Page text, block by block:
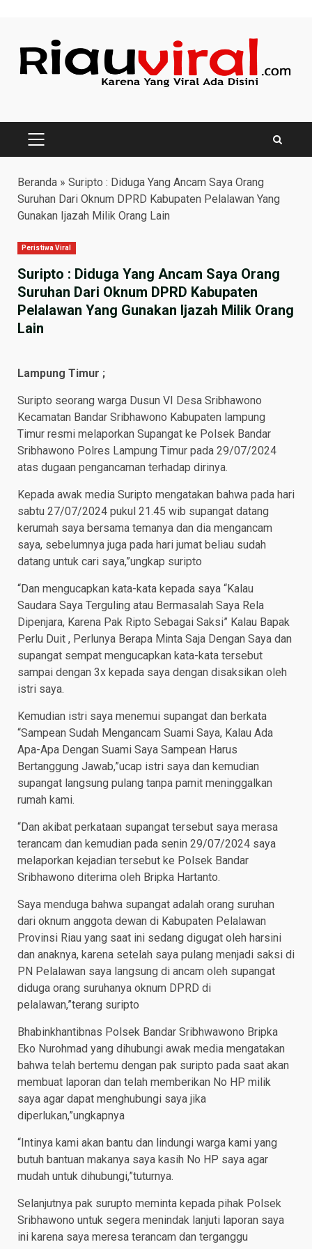
content
PRIMARY
Beranda » Suripto : Diduga Yang Ancam Saya Orang
Suruhan Dari Oknum DPRD Kabupaten Pelalawan Yang
Gunakan Ijazah Milik Orang Lain
Peristiwa Viral
Suripto : Diduga Yang Ancam Saya Orang
Suruhan Dari Oknum DPRD Kabupaten
Pelalawan Yang Gunakan Ijazah Milik Orang
Lain
Lampung Timur ;
Suripto seorang warga Dusun VI Desa Sribhawono
Kecamatan Bandar Sribhawono Kabupaten lampung
Timur resmi melaporkan Supangat ke Polsek Bandar
Sribhawono Polres Lampung Timur pada 29/07/2024
atas dugaan pengancaman terhadap dirinya.
Kepada awak media Suripto mengatakan bahwa pada hari
sabtu 27/07/2024 pukul 21.45 wib supangat datang
kerumah saya bersama temanya dan dia mengancam
saya, sebelumnya juga pada hari jumat beliau sudah
datang untuk cari saya,”ungkap suripto
“Dan mengucapkan kata-kata kepada saya “Kalau
Saudara Saya Terguling atau Bermasalah Saya Rela
Dipenjara, Karena Pak Ripto Sebagai Saksi” Kalau Bapak
Perlu Duit , Perlunya Berapa Minta Saja Dengan Saya dan
supangat sempat mengucapkan kata-kata tersebut
sampai dengan 3x kepada saya dengan disaksikan oleh
istri saya.
Kemudian istri saya menemui supangat dan berkata
“Sampean Sudah Mengancam Suami Saya, Kalau Ada
Apa-Apa Dengan Suami Saya Sampean Harus
Bertanggung Jawab,”ucap istri saya dan kemudian
supangat langsung pulang tanpa pamit meninggalkan
rumah kami.
“Dan akibat perkataan supangat tersebut saya merasa
terancam dan kemudian pada senin 29/07/2024 saya
melaporkan kejadian tersebut ke Polsek Bandar
Sribhawono diterima oleh Bripka Hartanto.
Saya menduga bahwa supangat adalah orang suruhan
dari oknum anggota dewan di Kabupaten Pelalawan
Provinsi Riau yang saat ini sedang digugat oleh harsini
dan anaknya, karena setelah saya pulang menjadi saksi di
PN Pelalawan saya langsung di ancam oleh supangat
diduga orang suruhanya oknum DPRD di
pelalawan,”terang suripto
Bhabinkhantibnas Polsek Bandar Sribhwawono Bripka
Eko Nurohmad yang dihubungi awak media mengatakan
bahwa telah bertemu dengan pak suripto pada saat akan
membuat laporan dan telah memberikan No HP milik
saya agar dapat menghubungi saya jika
diperlukan,”ungkapnya
“Intinya kami akan bantu dan lindungi warga kami yang
butuh bantuan makanya saya kasih No HP saya agar
mudah untuk dihubungi,”tuturnya.
Selanjutnya pak surupto meminta kepada pihak Polsek
Sribhawono untuk segera menindak lanjuti laporan saya
ini karena saya meresa terancam dan terganggu